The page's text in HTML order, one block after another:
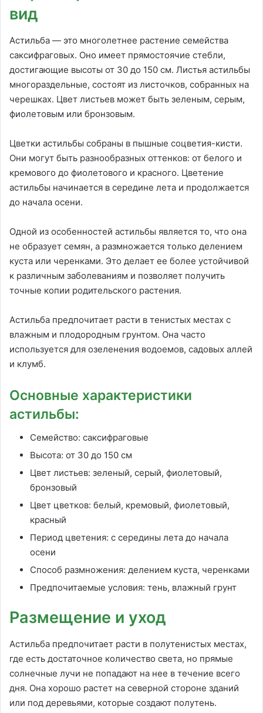
вид
Астильба — это многолетнее растение семейства
саксифраговых. Оно имеет прямостоячие стебли,
достигающие высоты от 30 до 150 см. Листья астильбы
многораздельные, состоят из листочков, собранных на
черешках. Цвет листьев может быть зеленым, серым,
фиолетовым или бронзовым.
Цветки астильбы собраны в пышные соцветия-кисти.
Они могут быть разнообразных оттенков: от белого и
кремового до фиолетового и красного. Цветение
астильбы начинается в середине лета и продолжается
до начала осени.
Одной из особенностей астильбы является то, что она
не образует семян, а размножается только делением
куста или черенками. Это делает ее более устойчивой
к различным заболеваниям и позволяет получить
точные копии родительского растения.
Астильба предпочитает расти в тенистых местах с
влажным и плодородным грунтом. Она часто
используется для озеленения водоемов, садовых аллей
и клумб.
Основные характеристики
астильбы:
Семейство: саксифраговые
Высота: от 30 до 150 см
Цвет листьев: зеленый, серый, фиолетовый,
бронзовый
Цвет цветков: белый, кремовый, фиолетовый,
красный
Период цветения: с середины лета до начала
осени
Способ размножения: делением куста, черенками
Предпочитаемые условия: тень, влажный грунт
Размещение и уход
Астильба предпочитает расти в полутенистых местах,
где есть достаточное количество света, но прямые
солнечные лучи не попадают на нее в течение всего
дня. Она хорошо растет на северной стороне зданий
или под деревьями, которые создают полутень.